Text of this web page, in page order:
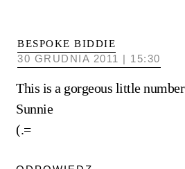
BESPOKE BIDDIE
30 GRUDNIA 2011 | 15:30
This is a gorgeous little number
Sunnie
(.=